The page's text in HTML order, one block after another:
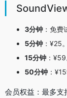
3分钟 ：免费
5分钟 ：¥25。
15分钟 ：¥59
50分钟 ：
会员权益：最多支